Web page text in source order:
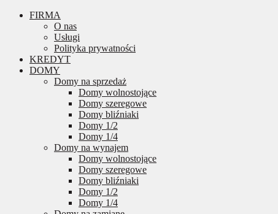
FIRMA
O nas
Usługi
Polityka prywatności
KREDYT
DOMY
Domy na sprzedaż
Domy wolnostojące
Domy szeregowe
Domy bliźniaki
Domy 1/2
Domy 1/4
Domy na wynajem
Domy wolnostojące
Domy szeregowe
Domy bliźniaki
Domy 1/2
Domy 1/4